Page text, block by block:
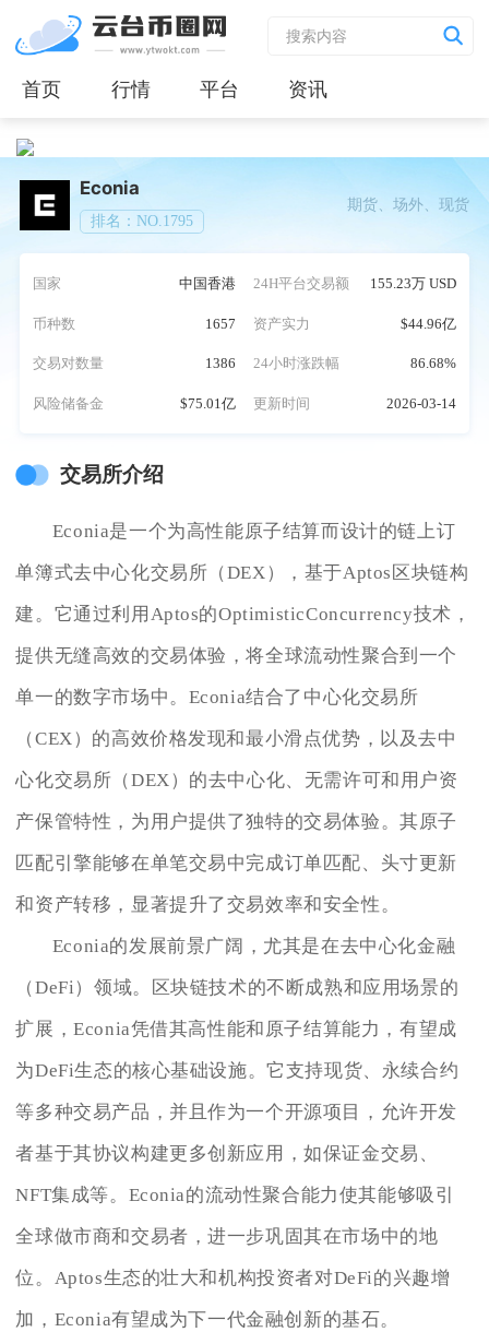
首页 行情 平台 资讯
Econia
排名：NO.1795
期货、场外、现货
国家 中国香港 24H平台交易额 155.23万 USD
币种数 1657 资产实力 $44.96亿
交易对数量 1386 24小时涨跌幅 86.68%
风险储备金 $75.01亿 更新时间 2026-03-14
交易所介绍
Econia是一个为高性能原子结算而设计的链上订
单簿式去中心化交易所（DEX），基于Aptos区块链构
建。它通过利用Aptos的OptimisticConcurrency技术，
提供无缝高效的交易体验，将全球流动性聚合到一个
单一的数字市场中。Econia结合了中心化交易所
（CEX）的高效价格发现和最小滑点优势，以及去中
心化交易所（DEX）的去中心化、无需许可和用户资
产保管特性，为用户提供了独特的交易体验。其原子
匹配引擎能够在单笔交易中完成订单匹配、头寸更新
和资产转移，显著提升了交易效率和安全性。
Econia的发展前景广阔，尤其是在去中心化金融
（DeFi）领域。区块链技术的不断成熟和应用场景的
扩展，Econia凭借其高性能和原子结算能力，有望成
为DeFi生态的核心基础设施。它支持现货、永续合约
等多种交易产品，并且作为一个开源项目，允许开发
者基于其协议构建更多创新应用，如保证金交易、
NFT集成等。Econia的流动性聚合能力使其能够吸引
全球做市商和交易者，进一步巩固其在市场中的地
位。Aptos生态的壮大和机构投资者对DeFi的兴趣增
加，Econia有望成为下一代金融创新的基石。